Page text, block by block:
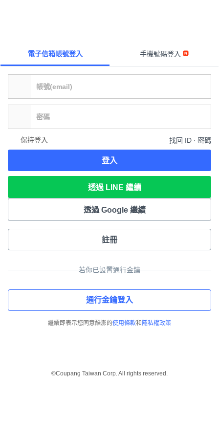
電子信箱帳號登入 手機號碼登入
保持登入 找回 ID ∙ 密碼
登入
透過 LINE 繼續
透過 Google 繼續
註冊
若你已設置通行金鑰
通行金鑰登入
繼續即表示您同意酷澎的使用條款和 隱私權政策
©Coupang Taiwan Corp. All rights reserved.